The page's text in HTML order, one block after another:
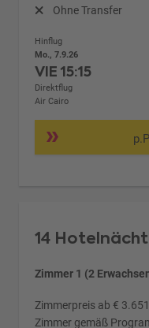
Ohne Transfer
Hinflug
Mo., 7.9.26
VIE15:15
Direktflug
Air Cairo
14
Zimmer 1 (2
Zimmerpreis ab €
Zimmer gemäß